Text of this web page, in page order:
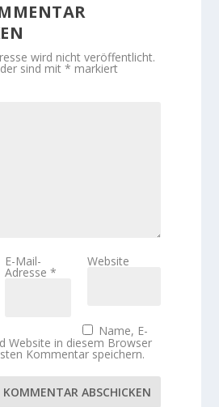
wird nicht veröffentlicht.
sind mit* markiert
E-Mail-
Adresse*
Website
Name, E-
Website in diesem Browser
Kommentar speichern.
KOMMENTAR ABSCHICKEN